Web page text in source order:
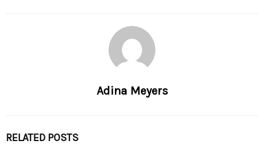
Adina Meyers
RELATED POSTS